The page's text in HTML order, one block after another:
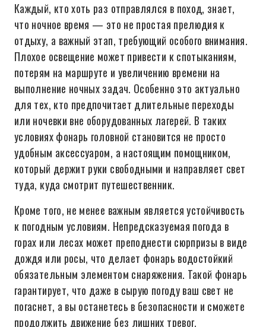
Каждый, кто хоть раз отправлялся в поход, знает,
что ночное время — это не простая прелюдия к
отдыху, а важный этап, требующий особого внимания.
Плохое освещение может привести к спотыканиям,
потерям на маршруте и увеличению времени на
выполнение ночных задач. Особенно это актуально
для тех, кто предпочитает длительные переходы
или ночевки вне оборудованных лагерей. В таких
условиях фонарь головной становится не просто
удобным аксессуаром, а настоящим помощником,
который держит руки свободными и направляет свет
туда, куда смотрит путешественник.
Кроме того, не менее важным является устойчивость
к погодным условиям. Непредсказуемая погода в
горах или лесах может преподнести сюрпризы в виде
дождя или росы, что делает фонарь водостойкий
обязательным элементом снаряжения. Такой фонарь
гарантирует, что даже в сырую погоду ваш свет не
погаснет, а вы останетесь в безопасности и сможете
продолжить движение без лишних тревог.